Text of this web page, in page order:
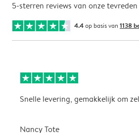
5-sterren reviews van onze
4.4op basis van 1138
Snelle levering, gemakkelijk om
Nancy Tote